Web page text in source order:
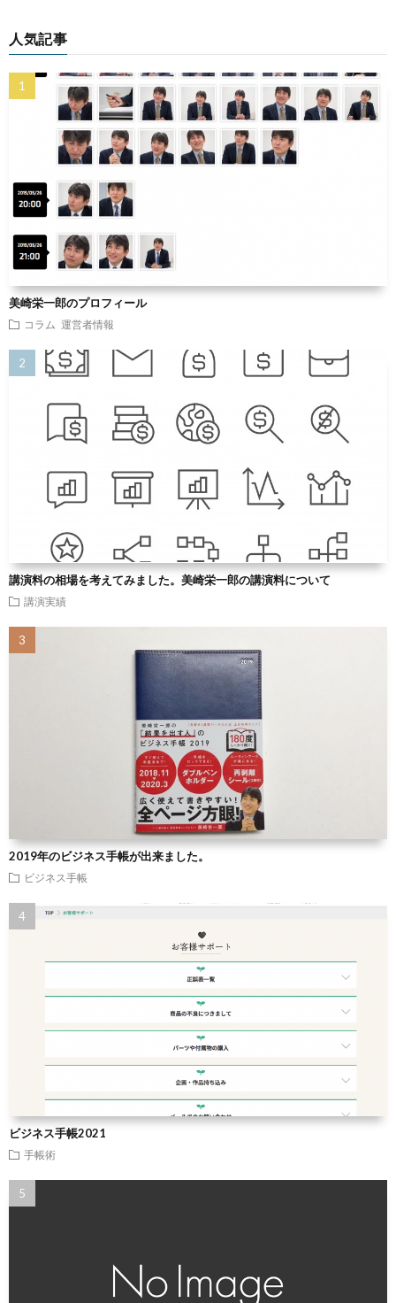
人気記事
美崎栄一郎のプロフィール
コラム 運営者情報
講演料の相場を考えてみました。美崎栄一郎の講演料について
講演実績
2019年のビジネス手帳が出来ました。
ビジネス手帳
ビジネス手帳2021
手帳術